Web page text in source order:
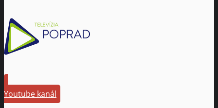
Youtube kanál